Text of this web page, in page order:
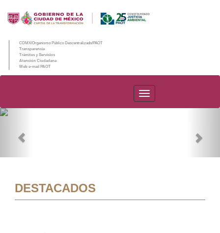
CDMX/Organismo Público Descentralizado/PAOT
Transparencia
Trámites y Servicios
Atención Ciudadana
Web e-mail PAOT
PAOT
DESTACADOS